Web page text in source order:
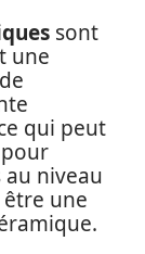
sont
une
qui peut
niveau
une